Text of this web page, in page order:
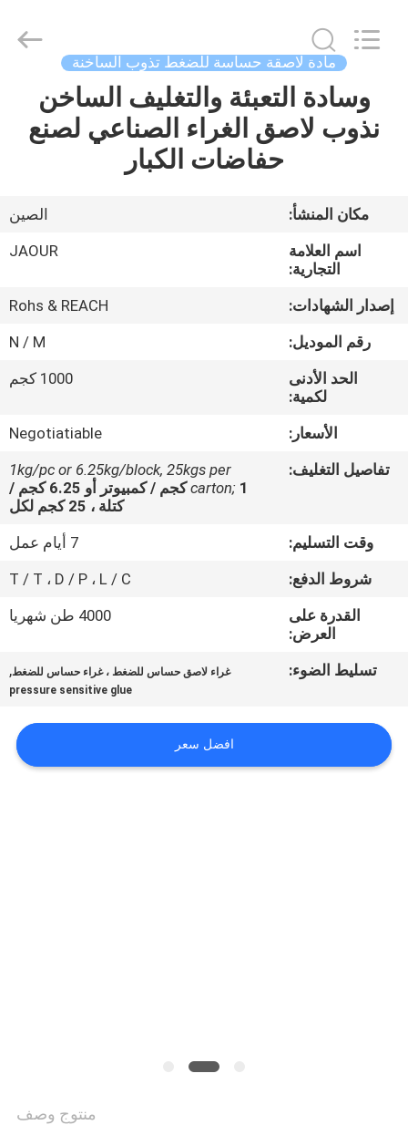
بيت
معلومات
جولة
المصنع
مراقبة
الجودة
اتصل
أخبار
القضايا
اطلب
عرض
أسعار
Adhesive
Products
مادة لاصقة حساسة للضغط تذوب الساخنة
وسادة التعبئة والتغليف الساخن
نذوب لاصق الغراء الصناعي لصنع
حفاضات الكبار
مكان المنشأ:
الصين
اسم العلامة
التجارية:
JAOUR
إصدار الشهادات:
Rohs & REACH
رقم الموديل:
N / M
الحد الأدنى
لكمية:
1000 كجم
الأسعار:
Negotiatiable
تفاصيل التغليف:
1kg/pc or 6.25kg/block, 25kgs per
carton;
1 كجم / كمبيوتر أو 6.25 كجم /
كتلة ، 25 كجم لكل
وقت التسليم:
7 أيام عمل
شروط الدفع:
T / T ، D / P ، L / C
القدرة على
العرض:
4000 طن شهريا
تسليط الضوء: غراء لاصق حساس للضغط ، غراء حساس للضغط,
pressure sensitive glue
افضل سعر
منتوج وصف